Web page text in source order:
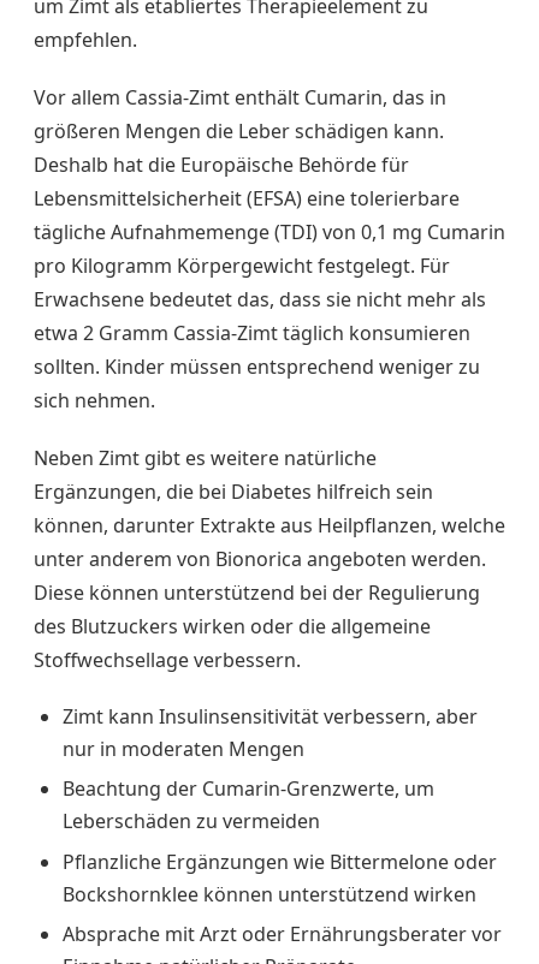
um Zimt als etabliertes Therapieelement zu
empfehlen.
Vor allem Cassia-Zimt enthält Cumarin, das in
größeren Mengen die Leber schädigen kann.
Deshalb hat die Europäische Behörde für
Lebensmittelsicherheit (EFSA) eine tolerierbare
tägliche Aufnahmemenge (TDI) von 0,1 mg Cumarin
pro Kilogramm Körpergewicht festgelegt. Für
Erwachsene bedeutet das, dass sie nicht mehr als
etwa 2 Gramm Cassia-Zimt täglich konsumieren
sollten. Kinder müssen entsprechend weniger zu
sich nehmen.
Neben Zimt gibt es weitere natürliche
Ergänzungen, die bei Diabetes hilfreich sein
können, darunter Extrakte aus Heilpflanzen, welche
unter anderem von Bionorica angeboten werden.
Diese können unterstützend bei der Regulierung
des Blutzuckers wirken oder die allgemeine
Stoffwechsellage verbessern.
Zimt kann Insulinsensitivität verbessern, aber
nur in moderaten Mengen
Beachtung der Cumarin-Grenzwerte, um
Leberschäden zu vermeiden
Pflanzliche Ergänzungen wie Bittermelone oder
Bockshornklee können unterstützend wirken
Absprache mit Arzt oder Ernährungsberater vor